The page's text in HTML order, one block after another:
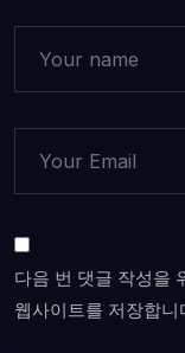
다음 번 댓글 작성을
웹사이트를 저장합니